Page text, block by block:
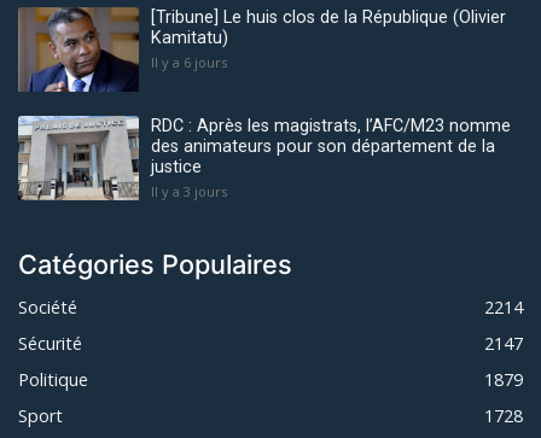
[Tribune] Le huis clos de la République (Olivier
Kamitatu)
Il y a 6 jours
RDC : Après les magistrats, l’AFC/M23 nomme
des animateurs pour son département de la
justice
Il y a 3 jours
Catégories Populaires
Société
2214
Sécurité
2147
Politique
1879
Sport
1728